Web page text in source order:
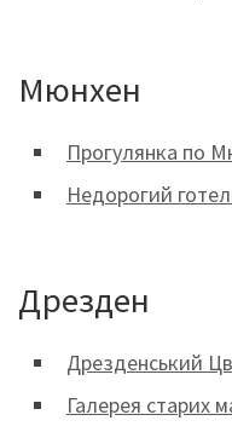
Мюнхен
Прогулянка по
Недорогий
Дрезден
Дрезденський
Галерея старих